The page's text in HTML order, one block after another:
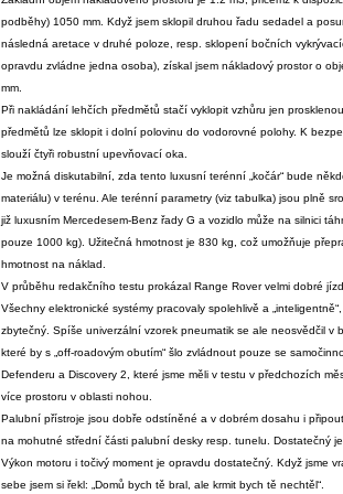
podběhy) 1050 mm. Když jsem sklopil druhou řadu sedadel a
následná aretace v druhé poloze, resp. sklopení bočních
opravdu zvládne jedna osoba), získal jsem nákladový prostor o
mm.
Při nakládání lehčích předmětů stačí vyklopit vzhůru jen
předmětů lze sklopit i dolní polovinu do vodorovné polohy. K
slouží čtyři robustní upevňovací oka.
Je možná diskutabilní, zda tento luxusní terénní „kočár“ bude
materiálu) v terénu. Ale terénní parametry (viz tabulka) jsou plně
již luxusním Mercedesem-Benz řady G a vozidlo může na silnici
pouze 1000 kg). Užitečná hmotnost je 830 kg, což umožňuje
hmotnost na náklad.
V průběhu redakčního testu prokázal Range Rover velmi dobré
Všechny elektronické systémy pracovaly spolehlivě a
zbytečný. Spíše univerzální vzorek pneumatik se ale neosvědčil v
které by s „off-roadovým obutím“ šlo zvládnout pouze se
Defenderu a Discovery 2, které jsme měli v testu v předchozích
více prostoru v oblasti nohou.
Palubní přístroje jsou dobře odstíněné a v dobrém dosahu i
na mohutné střední části palubní desky resp. tunelu. Dostatečný
Výkon motoru i točivý moment je opravdu dostatečný. Když jsme
sebe jsem si řekl: „Domů bych tě bral, ale krmit bych tě nechtěl“.